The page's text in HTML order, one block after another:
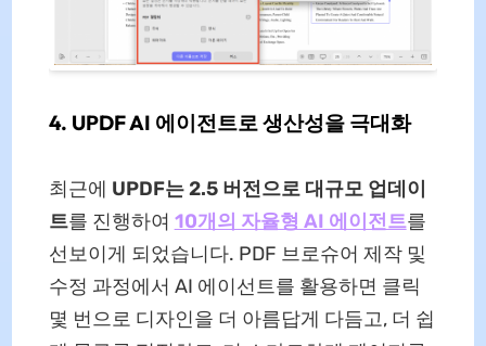
4. UPDF AI 에이전트로 생산성을 극대화
최근에 UPDF는 2.5 버전으로 대규모 업데이
트를 진행하여 10개의 자율형 AI 에이전트를
선보이게 되었습니다. PDF 브로슈어 제작 및
수정 과정에서 AI 에이선트를 활용하면 클릭
몇 번으로 디자인을 더 아름답게 다듬고, 더 쉽